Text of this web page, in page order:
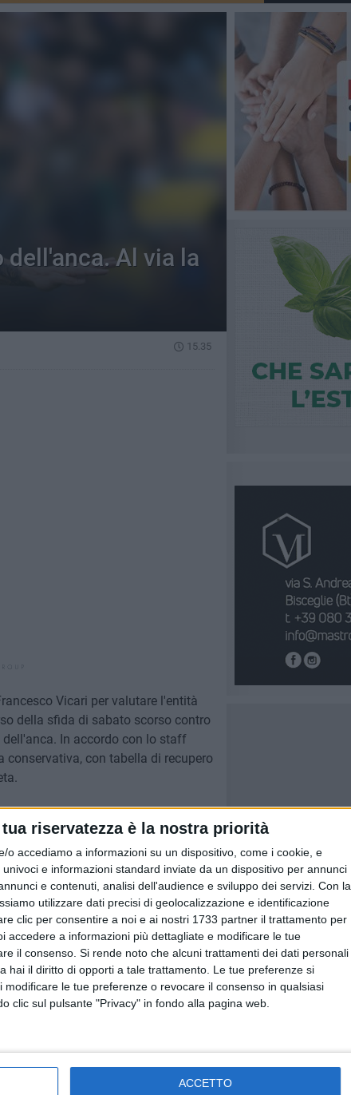
riservatezza è la nostra priorità
o accediamo a informazioni su un dispositivo, come i cookie, e
e informazioni standard inviate da un dispositivo per annunci
e contenuti, analisi dell'audience e sviluppo dei servizi. Con la
utilizzare dati precisi di geolocalizzazione e identificazione
clic per consentire a noi e ai nostri 1733 partner il trattamento per
accedere a informazioni più dettagliate e modificare le tue
il consenso. Si rende noto che alcuni trattamenti dei dati personali
hai il diritto di opporti a tale trattamento. Le tue preferenze si
le tue preferenze o revocare il consenso in qualsiasi
clic sul pulsante "Privacy" in fondo alla pagina web.
ACCETTO
Al via la
15.35
Vicari per valutare l'entità
della sfida di sabato scorso contro
In accordo con lo staff
con tabella di recupero
6 AGOSTO 2026
Segnalati colpi di pistola a
Japigia, ma i bossoli non si
trovano